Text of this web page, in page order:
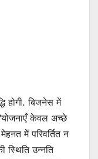
होगी. बिजनेस में
केवल अच्छे
में परिवर्तित न
स्थिति उन्नति